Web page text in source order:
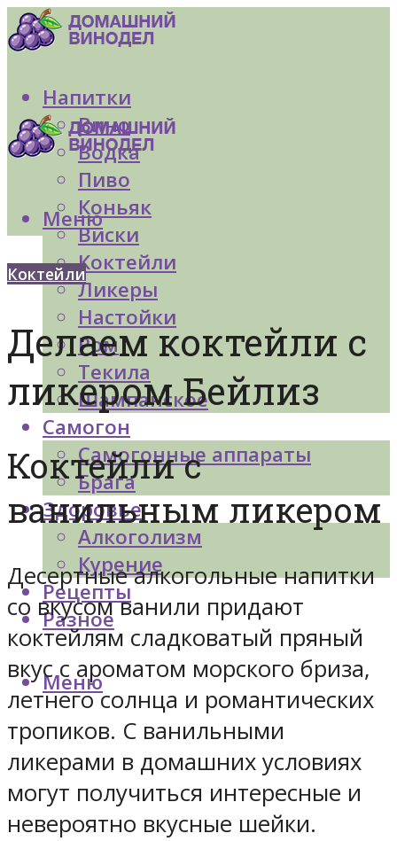
Напитки
Вино
Водка
Пиво
Коньяк
Виски
Коктейли
Ликеры
Настойки
Ром
Текила
Шампанское
Самогон
Самогонные аппараты
Брага
Здоровье
Алкоголизм
Курение
Рецепты
Разное
Меню
Меню
Коктейли
Делаем коктейли с
ликером Бейлиз
Коктейли с
ванильным ликером
Десертные алкогольные напитки
со вкусом ванили придают
коктейлям сладковатый пряный
вкус с ароматом морского бриза,
летнего солнца и романтических
тропиков. С ванильными
ликерами в домашних условиях
могут получиться интересные и
невероятно вкусные шейки.